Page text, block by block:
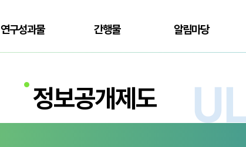
연구성과물 간행물 알림마당
정보공개제도